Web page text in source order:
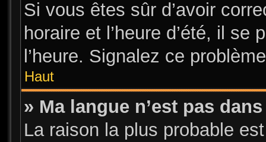
Si vous êtes sûr d’avoir
horaire et l’heure d’été, il
l’heure. Signalez ce
Haut
» Ma langue n’est pas
La raison la plus probable